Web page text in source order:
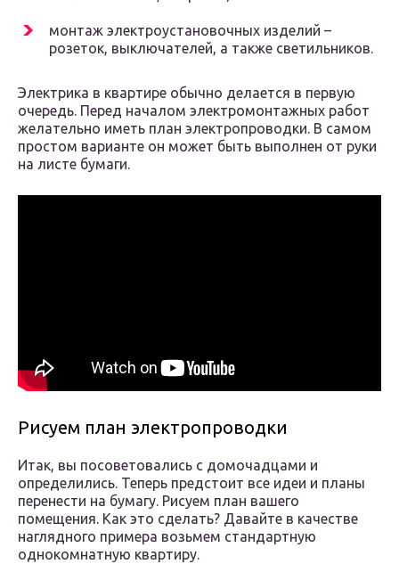
монтаж электроустановочных изделий –
розеток, выключателей, а также светильников.
Электрика в квартире обычно делается в первую
очередь. Перед началом электромонтажных работ
желательно иметь план электропроводки. В самом
простом варианте он может быть выполнен от руки
на листе бумаги.
Рисуем план электропроводки
Итак, вы посоветовались с домочадцами и
определились. Теперь предстоит все идеи и планы
перенести на бумагу. Рисуем план вашего
помещения. Как это сделать? Давайте в качестве
наглядного примера возьмем стандартную
однокомнатную квартиру.